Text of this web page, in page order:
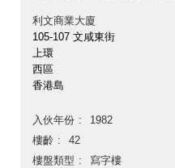
利文商業大廈
105-107 文咸東街
上環
西區
香港島
入伙年份
1982
樓齡
42
樓盤類型
寫字樓